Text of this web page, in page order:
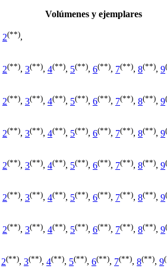
Volúmenes y ejemplares
2(**),
2(**), 3(**), 4(**), 5(**), 6(**), 7(**), 8(**), 9
2(**), 3(**), 4(**), 5(**), 6(**), 7(**), 8(**), 9
2(**), 3(**), 4(**), 5(**), 6(**), 7(**), 8(**), 9
2(**), 3(**), 4(**), 5(**), 6(**), 7(**), 8(**), 9
2(**), 3(**), 4(**), 5(**), 6(**), 7(**), 8(**), 9
2(**), 3(**), 4(**), 5(**), 6(**), 7(**), 8(**), 9
2(**), 3(**), 4(**), 5(**), 6(**), 7(**), 8(**), 9